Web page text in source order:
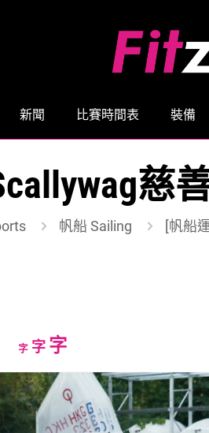
新聞 比賽時間表 裝備
慈
帆船 Sailing [帆船
字Decrease
size.
字Reset
size.
字Increase
font
size.